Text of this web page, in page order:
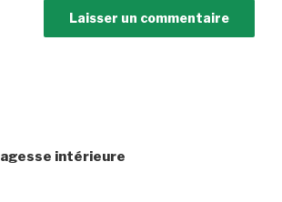
intérieure